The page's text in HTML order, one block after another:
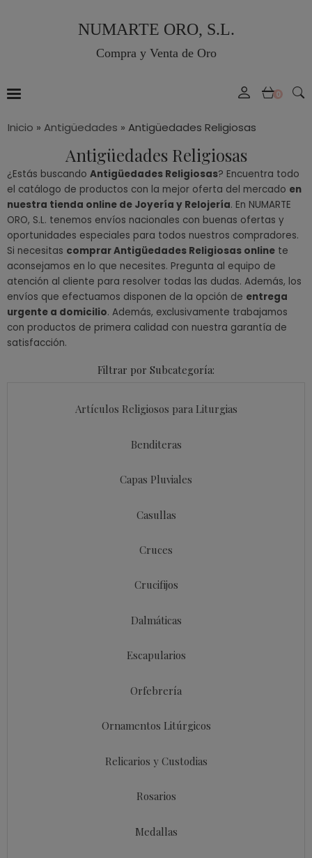
NUMARTE ORO, S.L.
Compra y Venta de Oro
0
Inicio » Antigüedades » Antigüedades Religiosas
Antigüedades Religiosas
¿Estás buscando Antigüedades Religiosas? Encuentra todo
el catálogo de productos con la mejor oferta del mercado en
nuestra tienda online de Joyería y Relojería. En NUMARTE
ORO, S.L. tenemos envíos nacionales con buenas ofertas y
oportunidades especiales para todos nuestros compradores.
Si necesitas comprar Antigüedades Religiosas online te
aconsejamos en lo que necesites. Pregunta al equipo de
atención al cliente para resolver todas las dudas. Además, los
envíos que efectuamos disponen de la opción de entrega
urgente a domicilio. Además, exclusivamente trabajamos
con productos de primera calidad con nuestra garantía de
satisfacción.
Filtrar por Subcategoría:
Artículos Religiosos para Liturgias
Benditeras
Capas Pluviales
Casullas
Cruces
Crucifijos
Dalmáticas
Escapularios
Orfebrería
Ornamentos Litúrgicos
Relicarios y Custodias
Rosarios
Medallas